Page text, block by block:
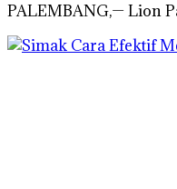
PALEMBANG,— Lion